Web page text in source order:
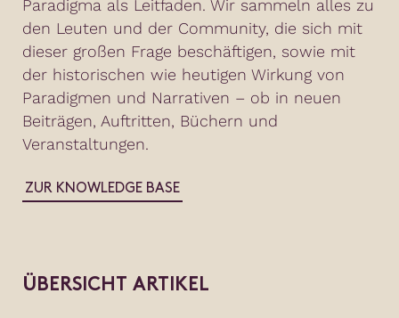
Paradigma als Leitfaden. Wir sammeln alles zu
den Leuten und der Community, die sich mit
dieser großen Frage beschäftigen, sowie mit
der historischen wie heutigen Wirkung von
Paradigmen und Narrativen – ob in neuen
Beiträgen, Auftritten, Büchern und
Veranstaltungen.
ZUR KNOWLEDGE BASE
ÜBERSICHT ARTIKEL